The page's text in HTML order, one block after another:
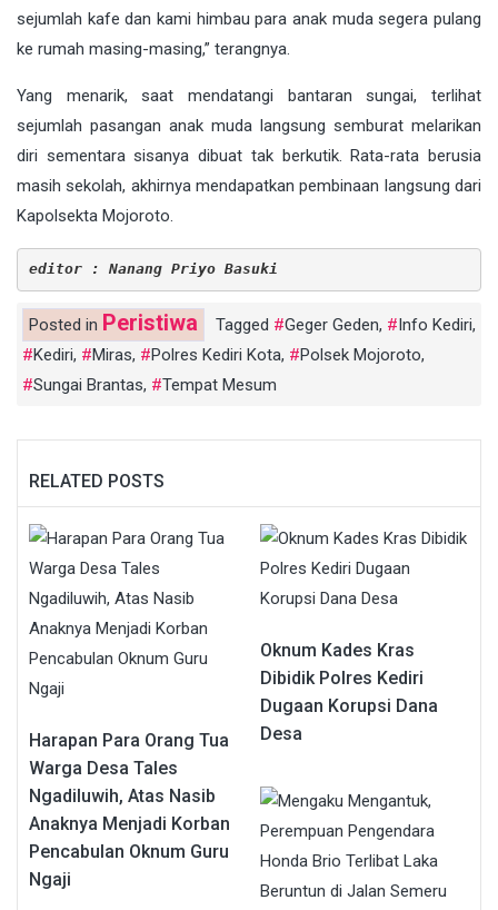
sejumlah kafe dan kami himbau para anak muda segera pulang
ke rumah masing-masing,” terangnya.
Yang menarik, saat mendatangi bantaran sungai, terlihat
sejumlah pasangan anak muda langsung semburat melarikan
diri sementara sisanya dibuat tak berkutik. Rata-rata berusia
masih sekolah, akhirnya mendapatkan pembinaan langsung dari
Kapolsekta Mojoroto.
editor : Nanang Priyo Basuki
Posted in Peristiwa Tagged Geger Geden, Info Kediri,
Kediri, Miras, Polres Kediri Kota, Polsek Mojoroto,
Sungai Brantas, Tempat Mesum
RELATED POSTS
Harapan Para Orang Tua
Warga Desa Tales
Ngadiluwih, Atas Nasib
Anaknya Menjadi Korban
Pencabulan Oknum Guru
Ngaji
Oknum Kades Kras
Dibidik Polres Kediri
Dugaan Korupsi Dana
Desa